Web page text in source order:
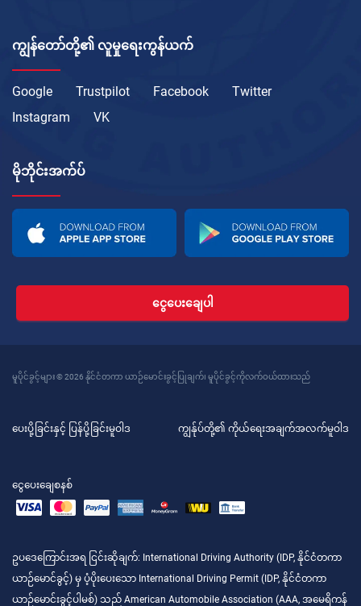
ကျွန်တော်တို့၏ လူမှုရေးကွန်ယက်
Google Trustpilot Facebook
Twitter
Instagram
VK
မိုဘိုင်းအက်ပ်
ငွေပေးချေပါ
မူပိုင်ခွင့်များ © 2026 နိုင်ငံတကာ ယာဉ်မောင်းခွင့်ပြုချက်၊ မူပိုင်ခွင့်ကိုလက်ဝယ်ထားသည်
ပေးပို့ခြင်းနှင့် ပြန်ပို့ခြင်းမူဝါဒ ကျွန်ုပ်တို့၏ ကိုယ်ရေးအချက်အလက်မူဝါဒ
ငွေပေးချေစနစ်
ဥပဒေကြောင်းအရ ငြင်းဆိုချက်: International Driving Authority (IDP, နိုင်ငံတကာ
ယာဉ်မောင်ခွင့်) မှ ပံ့ပိုးပေးသော International Driving Permit (IDP, နိုင်ငံတကာ
ယာဉ်မောင်းခွင့်ပါမစ်) သည် American Automobile Association (AAA, အမေရိကန်